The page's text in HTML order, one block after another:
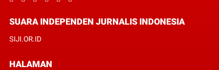
SUARA INDEPENDEN JURNALIS INDONESIA
SIJI.OR.ID
HALAMAN